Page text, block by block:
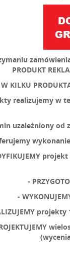
PRODUKT
W KILKU
realizujemy w
uzależniony od
wykonanie
-
-